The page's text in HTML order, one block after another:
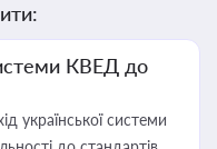
КВЕД до
української системи